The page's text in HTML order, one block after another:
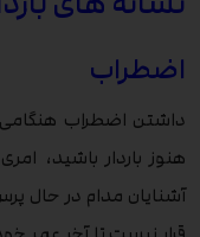
اضطراب
داشتن اضطراب
هنوز باردار باشید،
آشنایان مدام در حال